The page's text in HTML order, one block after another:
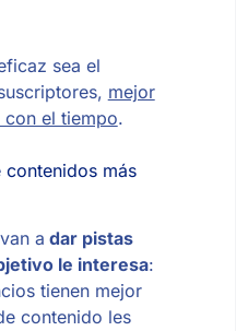
sea el
mejor
el tiempo.
contenidos más
a dar pistas
le interesa:
tienen mejor
contenido les